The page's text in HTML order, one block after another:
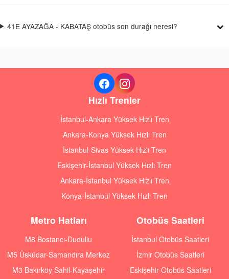
41E AYAZAĞA - KABATAŞ otobüs son durağı neresi?
Hızlı Trenler
İstanbul-Ankara Yüksek Hızlı Tren
Ankara-Konya Yüksek Hızlı Tren
İstanbul-Sivas Yüksek Hızlı Tren
Eskişehir-İstanbul Yüksek Hızlı Tren
Ankara-İstanbul Yüksek Hızlı Tren
Konya-İstanbul Yüksek Hızlı Tren
Metro Hatları
M8 Bostancı-Dudullu
M5 Üsküdar-Samandıra Merkez
M3 Bakırköy Sahil-Kayaşehir
Otobüs Saatleri
İstanbul Otobüs Saatleri
İzmir Otobüs Saatleri
Eskişehir Otobüs Saatleri